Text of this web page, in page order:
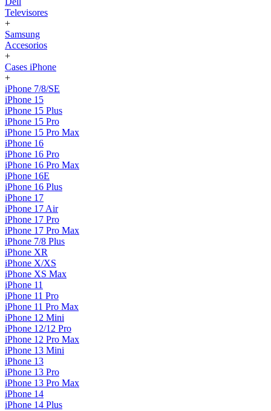
Televisores
+
Samsung
Accesorios
+
Cases iPhone
+
iPhone 7/8/SE
iPhone 15
iPhone 15 Plus
iPhone 15 Pro
iPhone 15 Pro Max
iPhone 16
iPhone 16 Pro
iPhone 16 Pro Max
iPhone 16E
iPhone 16 Plus
iPhone 17
iPhone 17 Air
iPhone 17 Pro
iPhone 17 Pro Max
iPhone 7/8 Plus
iPhone XR
iPhone X/XS
iPhone XS Max
iPhone 11
iPhone 11 Pro
iPhone 11 Pro Max
iPhone 12 Mini
iPhone 12/12 Pro
iPhone 12 Pro Max
iPhone 13 Mini
iPhone 13
iPhone 13 Pro
iPhone 13 Pro Max
iPhone 14
iPhone 14 Plus